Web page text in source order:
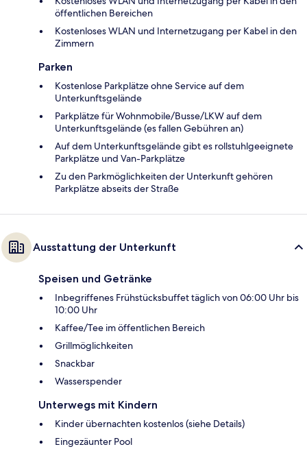
öffentlichen Bereichen
Kostenloses WLAN und Internetzugang per Kabel in den
Zimmern
Parken
Kostenlose Parkplätze ohne Service auf dem
Unterkunftsgelände
Parkplätze für Wohnmobile/Busse/LKW auf dem
Unterkunftsgelände (es fallen Gebühren an)
Auf dem Unterkunftsgelände gibt es rollstuhlgeeignete
Parkplätze und Van-Parkplätze
Zu den Parkmöglichkeiten der Unterkunft gehören
Parkplätze abseits der Straße
Ausstattung der Unterkunft
Speisen und Getränke
Inbegriffenes Frühstücksbuffet täglich von 06:00 Uhr bis
10:00 Uhr
Kaffee/Tee im öffentlichen Bereich
Grillmöglichkeiten
Snackbar
Wasserspender
Unterwegs mit Kindern
Kinder übernachten kostenlos (siehe Details)
Eingezäunter Pool